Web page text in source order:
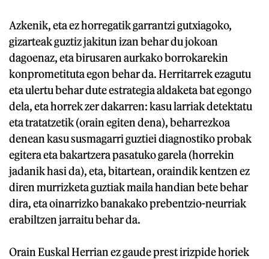
Azkenik, eta ez horregatik garrantzi gutxiagoko,
gizarteak guztiz jakitun izan behar du jokoan
dagoenaz, eta birusaren aurkako borrokarekin
konprometituta egon behar da. Herritarrek ezagutu
eta ulertu behar dute estrategia aldaketa bat egongo
dela, eta horrek zer dakarren: kasu larriak detektatu
eta tratatzetik (orain egiten dena), beharrezkoa
denean kasu susmagarri guztiei diagnostiko probak
egitera eta bakartzera pasatuko garela (horrekin
jadanik hasi da), eta, bitartean, oraindik kentzen ez
diren murrizketa guztiak maila handian bete behar
dira, eta oinarrizko banakako prebentzio-neurriak
erabiltzen jarraitu behar da.
Orain Euskal Herrian ez gaude prest irizpide horiek